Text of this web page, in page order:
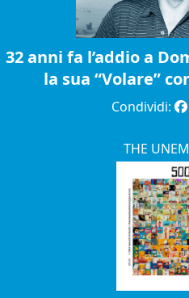
32 anni fa l’addio a
la sua “Volare”
Condividi:
THE